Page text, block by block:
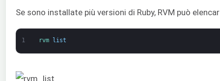
Se sono installate più versioni di Ruby, RVM può
1 rvm list